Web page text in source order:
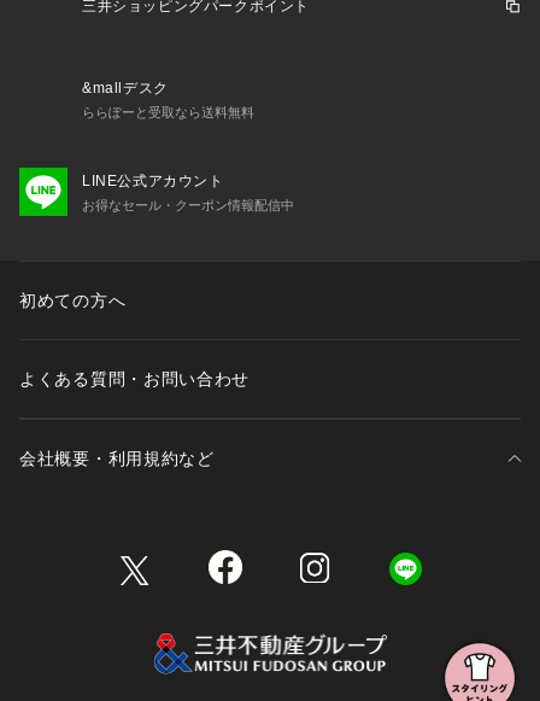
三井ショッピングパークポイント
&mallデスク
ららぽーと受取なら送料無料
LINE公式アカウント
お得なセール・クーポン情報配信中
初めての方へ
よくある質問・お問い合わせ
会社概要・利用規約など